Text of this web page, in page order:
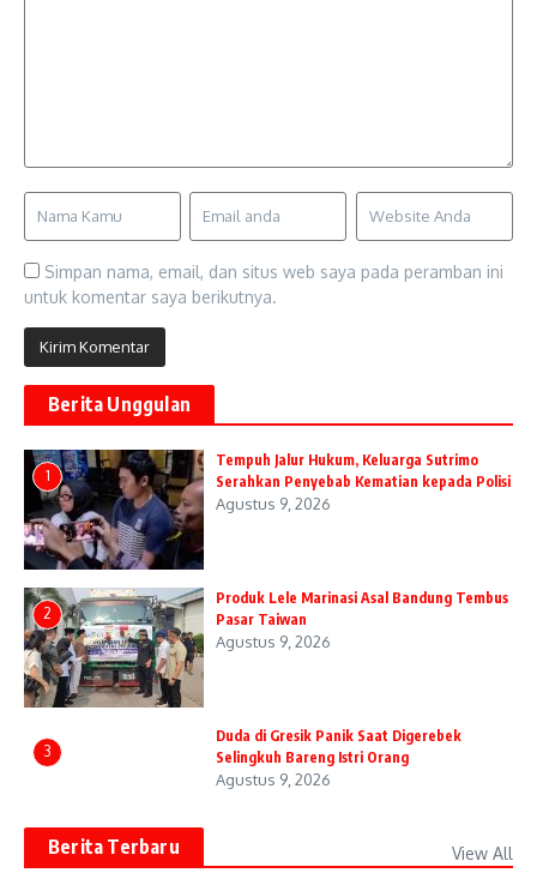
Simpan nama, email, dan situs web saya pada peramban ini
untuk komentar saya berikutnya.
Berita Unggulan
1
Tempuh Jalur Hukum, Keluarga Sutrimo
Serahkan Penyebab Kematian kepada Polisi
Agustus 9, 2026
2
Produk Lele Marinasi Asal Bandung Tembus
Pasar Taiwan
Agustus 9, 2026
3
Duda di Gresik Panik Saat Digerebek
Selingkuh Bareng Istri Orang
Agustus 9, 2026
Berita Terbaru View All